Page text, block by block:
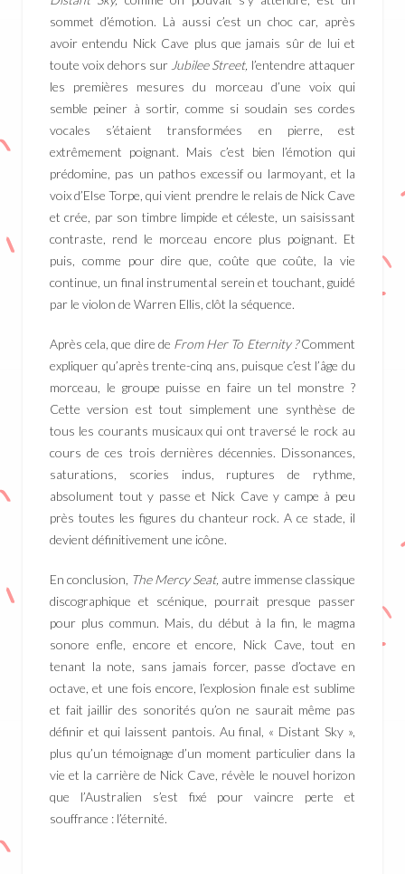
sommet d’émotion. Là aussi c’est un choc car, après
avoir entendu Nick Cave plus que jamais sûr de lui et
toute voix dehors sur Jubilee Street, l’entendre attaquer
les premières mesures du morceau d’une voix qui
semble peiner à sortir, comme si soudain ses cordes
vocales s’étaient transformées en pierre, est
extrêmement poignant. Mais c’est bien l’émotion qui
prédomine, pas un pathos excessif ou larmoyant, et la
voix d’Else Torpe, qui vient prendre le relais de Nick Cave
et crée, par son timbre limpide et céleste, un saisissant
contraste, rend le morceau encore plus poignant. Et
puis, comme pour dire que, coûte que coûte, la vie
continue, un final instrumental serein et touchant, guidé
par le violon de Warren Ellis, clôt la séquence.
Après cela, que dire de From Her To Eternity ?Comment
expliquer qu’après trente-cinq ans, puisque c’est l’âge du
morceau, le groupe puisse en faire un tel monstre ?
Cette version est tout simplement une synthèse de
tous les courants musicaux qui ont traversé le rock au
cours de ces trois dernières décennies. Dissonances,
saturations, scories indus, ruptures de rythme,
absolument tout y passe et Nick Cave y campe à peu
près toutes les figures du chanteur rock. A ce stade, il
devient définitivement une icône.
En conclusion, The Mercy Seat, autre immense classique
discographique et scénique, pourrait presque passer
pour plus commun. Mais, du début à la fin, le magma
sonore enfle, encore et encore, Nick Cave, tout en
tenant la note, sans jamais forcer, passe d’octave en
octave, et une fois encore, l’explosion finale est sublime
et fait jaillir des sonorités qu’on ne saurait même pas
définir et qui laissent pantois. Au final, « Distant Sky »,
plus qu’un témoignage d’un moment particulier dans la
vie et la carrière de Nick Cave, révèle le nouvel horizon
que l’Australien s’est fixé pour vaincre perte et
souffrance : l’éternité.